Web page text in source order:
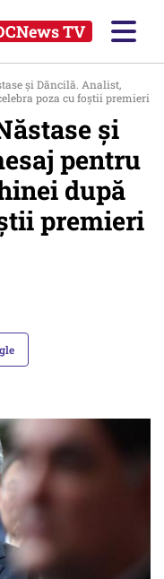
TV
și Dăncilă. Analist,
poza cu foștii premieri
și
pentru
după
premieri